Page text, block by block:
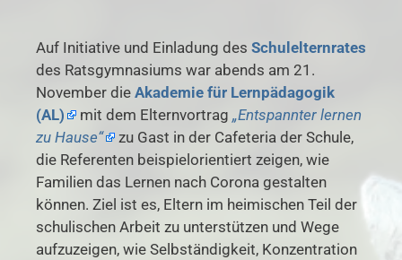
Auf Initiative und Einladung des Schulelternrates
des Ratsgymnasiums war abends am 21.
November die Akademie für Lernpädagogik
(AL)
mit dem Elternvortrag „Entspannter lernen
zu Hause“
zu Gast in der Cafeteria der Schule,
die Referenten beispielorientiert zeigen, wie
Familien das Lernen nach Corona gestalten
können. Ziel ist es, Eltern im heimischen Teil der
schulischen Arbeit zu unterstützen und Wege
aufzuzeigen, wie Selbständigkeit, Konzentration